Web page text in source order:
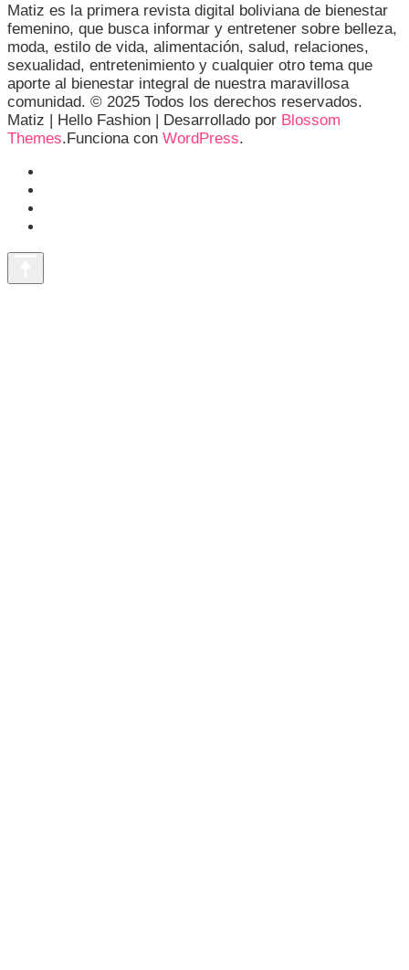
Matiz es la primera revista digital boliviana de bienestar
femenino, que busca informar y entretener sobre belleza,
moda, estilo de vida, alimentación, salud, relaciones,
sexualidad, entretenimiento y cualquier otro tema que
aporte al bienestar integral de nuestra maravillosa
comunidad. © 2025 Todos los derechos reservados.
Matiz | Hello Fashion | Desarrollado por Blossom
Themes.Funciona con WordPress.